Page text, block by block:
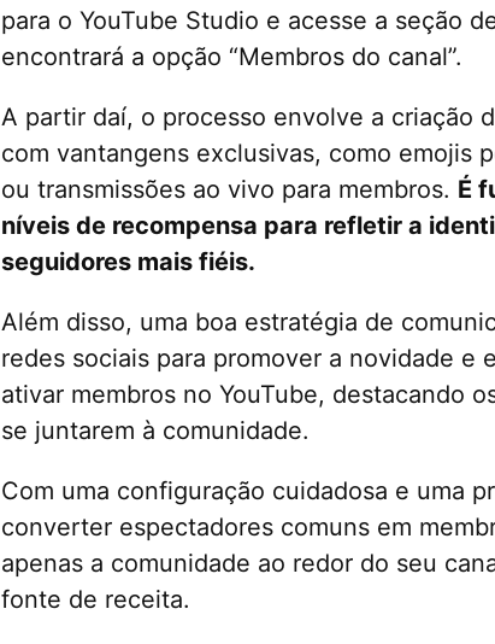
para o YouTube Studio e acesse a seção
encontrará a opção “Membros do canal”.
A partir daí, o processo envolve a criação
com vantangens exclusivas, como emojis
ou transmissões ao vivo para membros. É
níveis de recompensa para refletir a
seguidores mais fiéis.
Além disso, uma boa estratégia de
redes sociais para promover a novidade e
ativar membros no YouTube, destacando
se juntarem à comunidade.
Com uma configuração cuidadosa e uma
converter espectadores comuns em
apenas a comunidade ao redor do seu
fonte de receita.